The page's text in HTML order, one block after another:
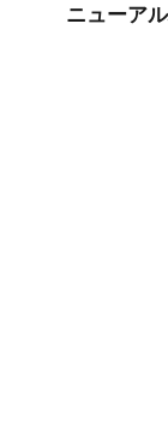
ニューア